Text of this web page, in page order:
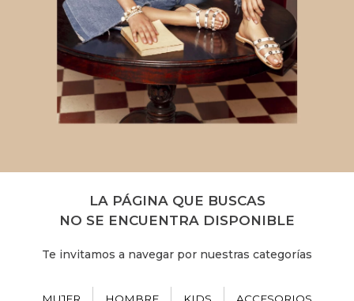
LA PÁGINA QUE BUSCAS
NO SE ENCUENTRA DISPONIBLE
Te invitamos a navegar por nuestras categorías